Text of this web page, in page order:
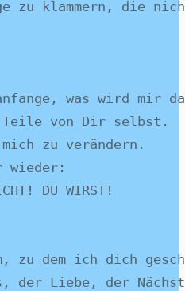
zu klammern, die
was wird mir
von Dir selbst.
zu verändern.
wieder:
DU WIRST!
zu dem ich dich
der Liebe, der